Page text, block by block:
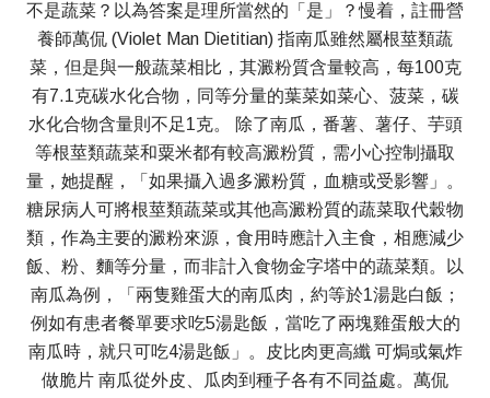
不是蔬菜？以為答案是理所當然的「是」？慢着，註冊營
養師萬侃 (Violet Man Dietitian) 指南瓜雖然屬根莖類蔬
菜，但是與一般蔬菜相比，其澱粉質含量較高，每100克
有7.1克碳水化合物，同等分量的葉菜如菜心、菠菜，碳
水化合物含量則不足1克。 除了南瓜，番薯、薯仔、芋頭
等根莖類蔬菜和粟米都有較高澱粉質，需小心控制攝取
量，她提醒，「如果攝入過多澱粉質，血糖或受影響」。
糖尿病人可將根莖類蔬菜或其他高澱粉質的蔬菜取代穀物
類，作為主要的澱粉來源，食用時應計入主食，相應減少
飯、粉、麵等分量，而非計入食物金字塔中的蔬菜類。以
南瓜為例，「兩隻雞蛋大的南瓜肉，約等於1湯匙白飯；
例如有患者餐單要求吃5湯匙飯，當吃了兩塊雞蛋般大的
南瓜時，就只可吃4湯匙飯」。皮比肉更高纖 可焗或氣炸
做脆片 南瓜從外皮、瓜肉到種子各有不同益處。萬侃